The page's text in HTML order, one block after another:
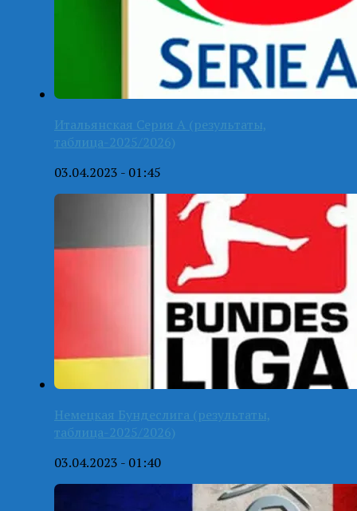
Итальянская Серия А (результаты,
таблица-2025/2026)
03.04.2023 - 01:45
Немецкая Бундеслига (результаты,
таблица-2025/2026)
03.04.2023 - 01:40